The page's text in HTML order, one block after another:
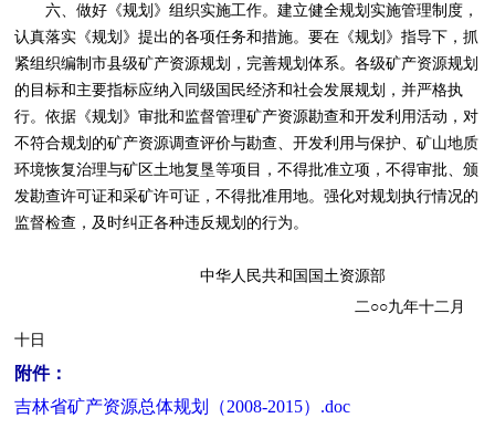
六、做好《规划》组织实施工作。建立健全规划实施管理制度，
认真落实《规划》提出的各项任务和措施。要在《规划》指导下，抓
紧组织编制市县级矿产资源规划，完善规划体系。各级矿产资源规划
的目标和主要指标应纳入同级国民经济和社会发展规划，并严格执
行。依据《规划》审批和监督管理矿产资源勘查和开发利用活动，对
不符合规划的矿产资源调查评价与勘查、开发利用与保护、矿山地质
环境恢复治理与矿区土地复垦等项目，不得批准立项，不得审批、颁
发勘查许可证和采矿许可证，不得批准用地。强化对规划执行情况的
监督检查，及时纠正各种违反规划的行为。
中华人民共和国国土资源部
二○○九年十二月
十日
附件：
吉林省矿产资源总体规划（2008-2015）.doc